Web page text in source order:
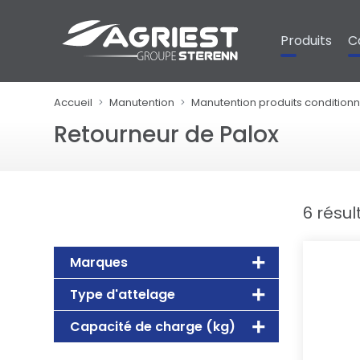
Produits
Accueil Manutention Manutention produits
Retourneur de Palox
Marques
Type d'attelage
Capacité de charge (kg)
6